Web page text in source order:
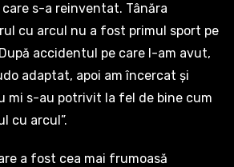
s-a reinventat. Tânăra
cu arcul nu a fost primul sport pe
accidentul pe care l-am avut,
adaptat, apoi am încercat și
mi s-au potrivit la fel de bine cum
cu arcul”.
a fost cea mai frumoasă